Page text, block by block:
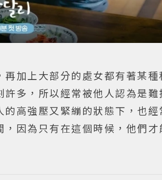
加上大部分的處女都有著某
多，所以經常被他人認為是
高強壓又緊繃的狀態下，也
因為只有在這個時候，他們